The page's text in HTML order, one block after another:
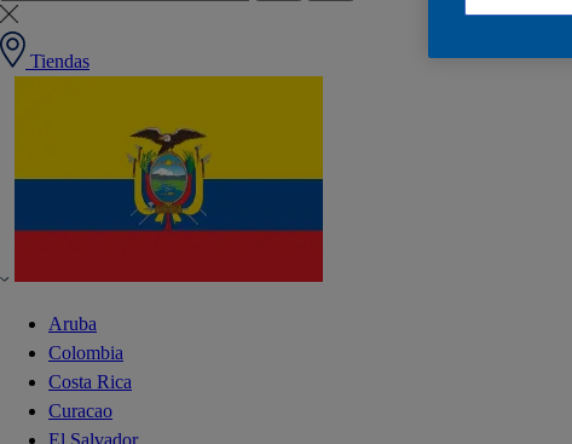
Tiendas
Aruba
Colombia
Costa Rica
Curacao
El Salvador